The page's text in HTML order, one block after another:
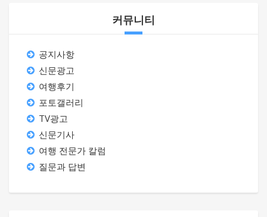
커뮤니티
공지사항
신문광고
여행후기
포토갤러리
TV광고
신문기사
여행 전문가 칼럼
질문과 답변